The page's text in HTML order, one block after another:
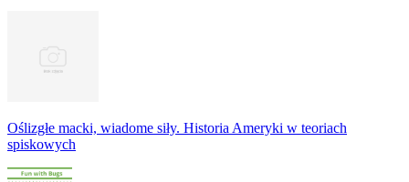
Oślizgłe macki, wiadome siły. Historia Ameryki w teoriach
spiskowych